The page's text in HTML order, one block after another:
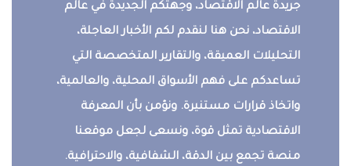
جريدة عالم الاقتصاد، وجهتكم الجديدة في عالم
الاقتصاد، نحن هنا لنقدم لكم الأخبار العاجلة،
التحليلات العميقة، والتقارير المتخصصة التي
تساعدكم على فهم الأسواق المحلية، والعالمية،
واتخاذ قرارات مستنيرة. ونؤمن بأن المعرفة
الاقتصادية تمثل قوة، ونسعى لجعل موقعنا
منصة تجمع بين الدقة، الشفافية، والاحترافية.